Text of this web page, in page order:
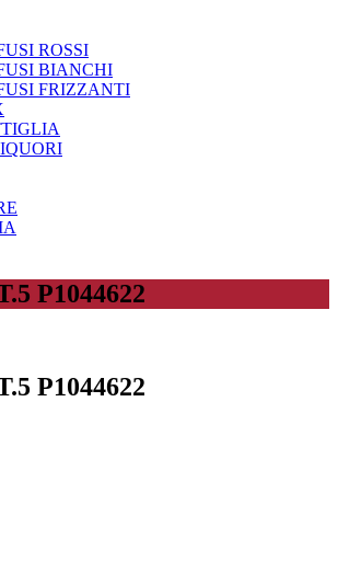
ROSSI
BIANCHI
FRIZZANTI
P1044622
P1044622